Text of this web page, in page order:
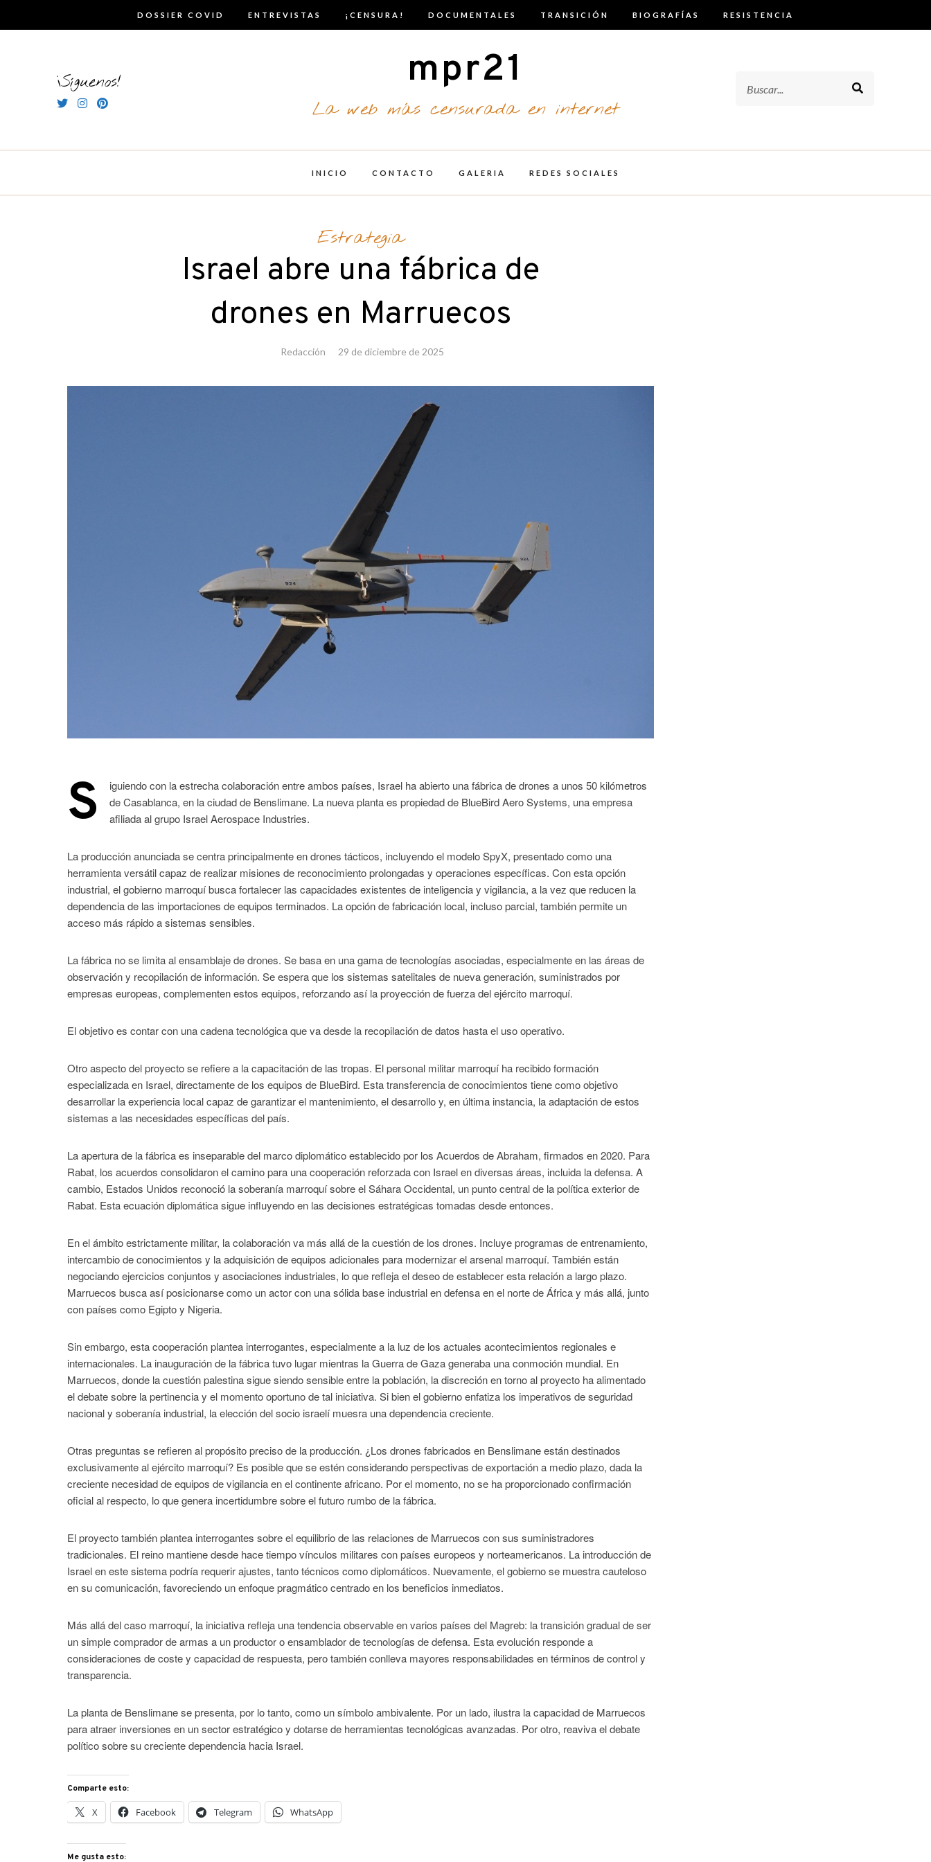
DOSSIER COVID ENTREVISTAS ¡CENSURA! DOCUMENTALES TRANSICIÓN BIOGRAFÍAS RESISTENCIA
¡Síguenos! mpr21
La web más censurada en internet
INICIO CONTACTO GALERIA REDES SOCIALES
Estrategia
Israel abre una fábrica de
drones en Marruecos
Redacción 29 de diciembre de 2025
S
iguiendo con la estrecha colaboración entre ambos países, Israel ha abierto una fábrica de drones a unos 50 kilómetros
de Casablanca, en la ciudad de Benslimane. La nueva planta es propiedad de BlueBird Aero Systems, una empresa
afiliada al grupo Israel Aerospace Industries.
La producción anunciada se centra principalmente en drones tácticos, incluyendo el modelo SpyX, presentado como una
herramienta versátil capaz de realizar misiones de reconocimiento prolongadas y operaciones específicas. Con esta opción
industrial, el gobierno marroquí busca fortalecer las capacidades existentes de inteligencia y vigilancia, a la vez que reducen la
dependencia de las importaciones de equipos terminados. La opción de fabricación local, incluso parcial, también permite un
acceso más rápido a sistemas sensibles.
La fábrica no se limita al ensamblaje de drones. Se basa en una gama de tecnologías asociadas, especialmente en las áreas de
observación y recopilación de información. Se espera que los sistemas satelitales de nueva generación, suministrados por
empresas europeas, complementen estos equipos, reforzando así la proyección de fuerza del ejército marroquí.
El objetivo es contar con una cadena tecnológica que va desde la recopilación de datos hasta el uso operativo.
Otro aspecto del proyecto se refiere a la capacitación de las tropas. El personal militar marroquí ha recibido formación
especializada en Israel, directamente de los equipos de BlueBird. Esta transferencia de conocimientos tiene como objetivo
desarrollar la experiencia local capaz de garantizar el mantenimiento, el desarrollo y, en última instancia, la adaptación de estos
sistemas a las necesidades específicas del país.
La apertura de la fábrica es inseparable del marco diplomático establecido por los Acuerdos de Abraham, firmados en 2020. Para
Rabat, los acuerdos consolidaron el camino para una cooperación reforzada con Israel en diversas áreas, incluida la defensa. A
cambio, Estados Unidos reconoció la soberanía marroquí sobre el Sáhara Occidental, un punto central de la política exterior de
Rabat. Esta ecuación diplomática sigue influyendo en las decisiones estratégicas tomadas desde entonces.
En el ámbito estrictamente militar, la colaboración va más allá de la cuestión de los drones. Incluye programas de entrenamiento,
intercambio de conocimientos y la adquisición de equipos adicionales para modernizar el arsenal marroquí. También están
negociando ejercicios conjuntos y asociaciones industriales, lo que refleja el deseo de establecer esta relación a largo plazo.
Marruecos busca así posicionarse como un actor con una sólida base industrial en defensa en el norte de África y más allá, junto
con países como Egipto y Nigeria.
Sin embargo, esta cooperación plantea interrogantes, especialmente a la luz de los actuales acontecimientos regionales e
internacionales. La inauguración de la fábrica tuvo lugar mientras la Guerra de Gaza generaba una conmoción mundial. En
Marruecos, donde la cuestión palestina sigue siendo sensible entre la población, la discreción en torno al proyecto ha alimentado
el debate sobre la pertinencia y el momento oportuno de tal iniciativa. Si bien el gobierno enfatiza los imperativos de seguridad
nacional y soberanía industrial, la elección del socio israelí muesra una dependencia creciente.
Otras preguntas se refieren al propósito preciso de la producción. ¿Los drones fabricados en Benslimane están destinados
exclusivamente al ejército marroquí? Es posible que se estén considerando perspectivas de exportación a medio plazo, dada la
creciente necesidad de equipos de vigilancia en el continente africano. Por el momento, no se ha proporcionado confirmación
oficial al respecto, lo que genera incertidumbre sobre el futuro rumbo de la fábrica.
El proyecto también plantea interrogantes sobre el equilibrio de las relaciones de Marruecos con sus suministradores
tradicionales. El reino mantiene desde hace tiempo vínculos militares con países europeos y norteamericanos. La introducción de
Israel en este sistema podría requerir ajustes, tanto técnicos como diplomáticos. Nuevamente, el gobierno se muestra cauteloso
en su comunicación, favoreciendo un enfoque pragmático centrado en los beneficios inmediatos.
Más allá del caso marroquí, la iniciativa refleja una tendencia observable en varios países del Magreb: la transición gradual de ser
un simple comprador de armas a un productor o ensamblador de tecnologías de defensa. Esta evolución responde a
consideraciones de coste y capacidad de respuesta, pero también conlleva mayores responsabilidades en términos de control y
transparencia.
La planta de Benslimane se presenta, por lo tanto, como un símbolo ambivalente. Por un lado, ilustra la capacidad de Marruecos
para atraer inversiones en un sector estratégico y dotarse de herramientas tecnológicas avanzadas. Por otro, reaviva el debate
político sobre su creciente dependencia hacia Israel.
Comparte esto:
X Facebook Telegram WhatsApp
Me gusta esto: